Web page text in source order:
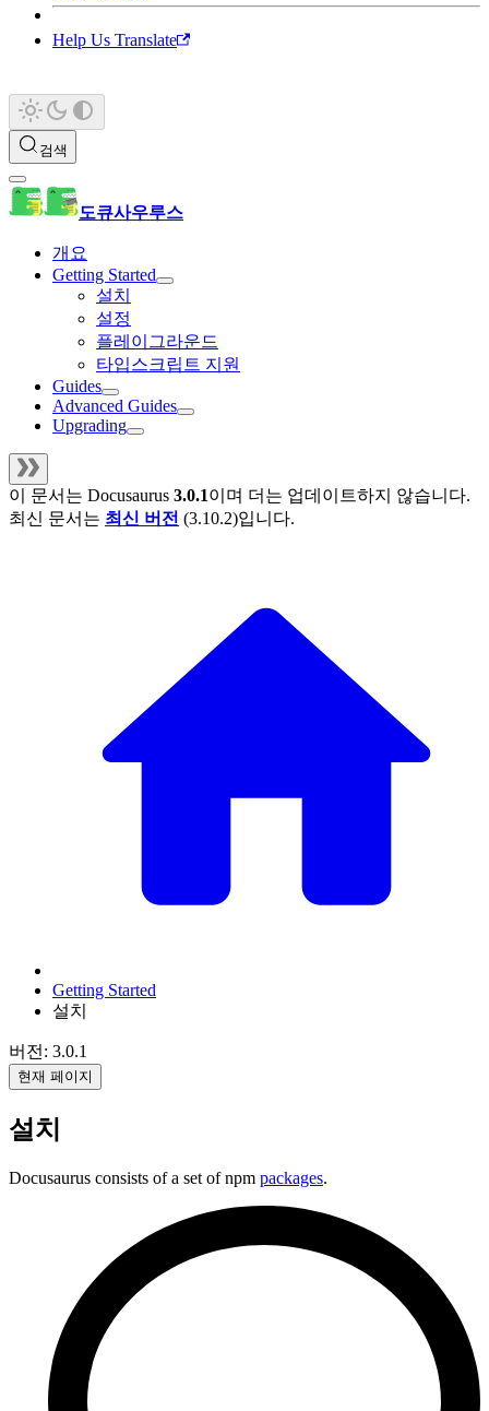
Help Us Translate
검색
도큐사우루스
개요
Getting Started
설치
설정
플레이그라운드
타입스크립트 지원
Guides
Advanced Guides
Upgrading
이 문서는 Docusaurus 3.0.1이며 더는 업데이트하지 않습니다.
최신 문서는 최신 버전 (3.10.2)입니다.
Getting Started
설치
버전: 3.0.1
현재 페이지
설치
Docusaurus consists of a set of npm packages.